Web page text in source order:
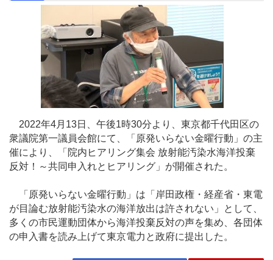
2022年4月13日、午後1時30分より、東京都千代田区の
衆議院第一議員会館にて、「原発いらない金曜行動」の主
催により、「院内ヒアリング集会 放射能汚染水海洋投棄
反対！～共同申入れとヒアリング」が開催された。
「原発いらない金曜行動」は「岸田政権・経産省・東電
が目論む放射能汚染水の海洋放出は許されない」として、
多くの市民運動団体から海洋投棄反対の声を集め、各団体
の申入書を読み上げて東京電力と政府に提出した。